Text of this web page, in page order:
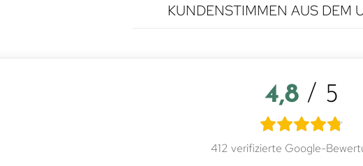
KUNDENSTIMMEN AUS DEM
4,8 / 5
412 verifizierte Google-